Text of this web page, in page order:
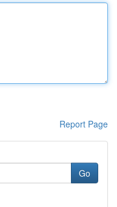
Report Page
Go